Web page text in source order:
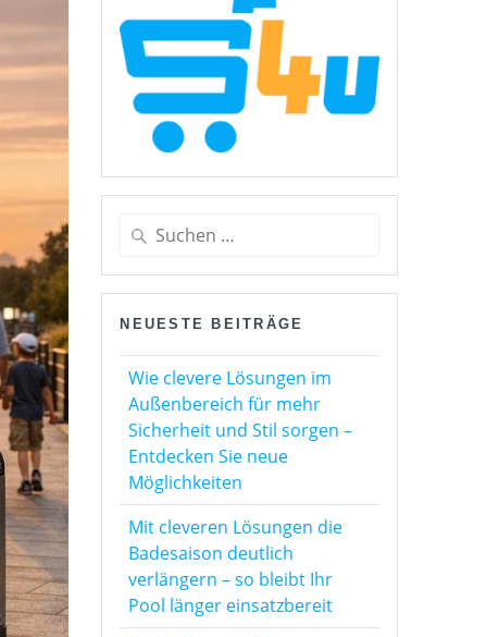
Suchen
NEUESTE BEITRÄGE
Wie clevere Lösungen im
Außenbereich für mehr
Sicherheit und Stil sorgen –
Entdecken Sie neue
Möglichkeiten
Mit cleveren Lösungen die
Badesaison deutlich
verlängern – so bleibt Ihr
Pool länger einsatzbereit